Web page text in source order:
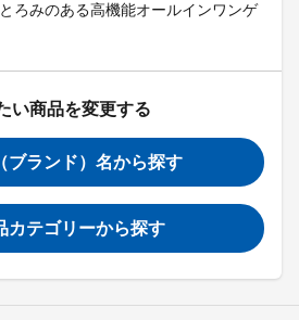
ろみのある高機能オールインワンゲ
い商品を変更する
ブランド）名から探す
カテゴリーから探す